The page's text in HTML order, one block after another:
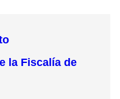
la Fiscalía de